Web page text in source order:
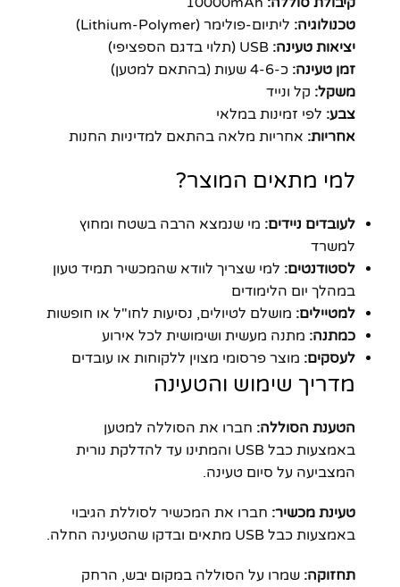
טכנולוגיה: ליתיום-פולימר (Lithium-Polymer)
יציאות טעינה:
זמן טעינה: כ-4-6 שעות (בהתאם למטען)
משקל: קל ונייד
צבע: לפי זמינות במלאי
אחריות: אחריות מלאה בהתאם למדיניות החנות
למי מתאים המוצר?
לעובדים ניידים: מי שנמצא הרבה בשטח ומחוץ
למשרד
לסטודנטים: למי שצריך לוודא שהמכשיר תמיד טעון
במהלך יום הלימודים
למטיילים: מושלם לטיולים, נסיעות לחו"ל או חופשות
כמתנה: מתנה מעשית ושימושית לכל אירוע
לעסקים: מוצר פרסומי מצוין ללקוחות או עובדים
מדריך שימוש והטעינה
הטענת הסוללה: חברו את הסוללה למטען
באמצעות כבל USB והמתינו עד להדלקת נורית
המצביעה על סיום טעינה.
טעינת מכשיר: חברו את המכשיר לסוללת הגיבוי
באמצעות כבל USB מתאים ובדקו שהטעינה החלה.
תחזוקה: שמרו על הסוללה במקום יבש, הרחק